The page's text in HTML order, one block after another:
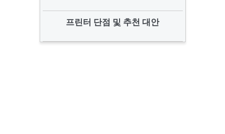
프린터 단점 및 추천 대안